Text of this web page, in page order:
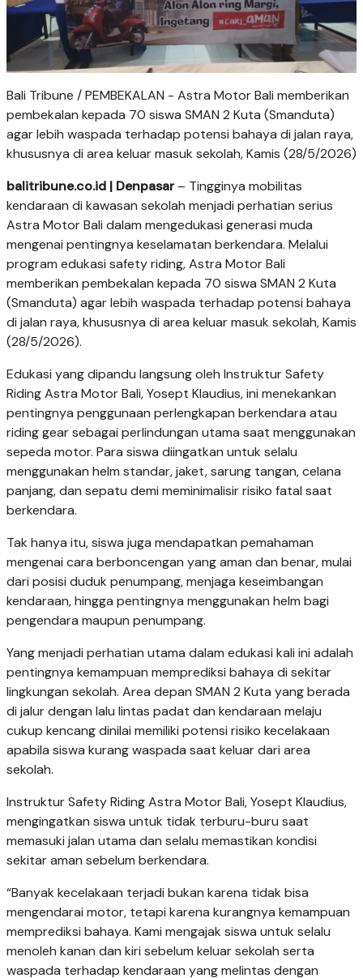
Bali Tribune / PEMBEKALAN - Astra Motor Bali memberikan
pembekalan kepada 70 siswa SMAN 2 Kuta (Smanduta)
agar lebih waspada terhadap potensi bahaya di jalan raya,
khususnya di area keluar masuk sekolah, Kamis (28/5/2026)
balitribune.co.id | Denpasar– Tingginya mobilitas
kendaraan di kawasan sekolah menjadi perhatian serius
Astra Motor Bali dalam mengedukasi generasi muda
mengenai pentingnya keselamatan berkendara. Melalui
program edukasi safety riding, Astra Motor Bali
memberikan pembekalan kepada 70 siswa SMAN 2 Kuta
(Smanduta) agar lebih waspada terhadap potensi bahaya
di jalan raya, khususnya di area keluar masuk sekolah, Kamis
(28/5/2026).
Edukasi yang dipandu langsung oleh Instruktur Safety
Riding Astra Motor Bali, Yosept Klaudius, ini menekankan
pentingnya penggunaan perlengkapan berkendara atau
riding gear sebagai perlindungan utama saat menggunakan
sepeda motor. Para siswa diingatkan untuk selalu
menggunakan helm standar, jaket, sarung tangan, celana
panjang, dan sepatu demi meminimalisir risiko fatal saat
berkendara.
Tak hanya itu, siswa juga mendapatkan pemahaman
mengenai cara berboncengan yang aman dan benar, mulai
dari posisi duduk penumpang, menjaga keseimbangan
kendaraan, hingga pentingnya menggunakan helm bagi
pengendara maupun penumpang.
Yang menjadi perhatian utama dalam edukasi kali ini adalah
pentingnya kemampuan memprediksi bahaya di sekitar
lingkungan sekolah. Area depan SMAN 2 Kuta yang berada
di jalur dengan lalu lintas padat dan kendaraan melaju
cukup kencang dinilai memiliki potensi risiko kecelakaan
apabila siswa kurang waspada saat keluar dari area
sekolah.
Instruktur Safety Riding Astra Motor Bali, Yosept Klaudius,
mengingatkan siswa untuk tidak terburu-buru saat
memasuki jalan utama dan selalu memastikan kondisi
sekitar aman sebelum berkendara.
“Banyak kecelakaan terjadi bukan karena tidak bisa
mengendarai motor, tetapi karena kurangnya kemampuan
memprediksi bahaya. Kami mengajak siswa untuk selalu
menoleh kanan dan kiri sebelum keluar sekolah serta
waspada terhadap kendaraan yang melintas dengan